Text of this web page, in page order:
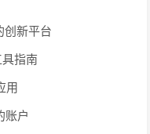
创新平台
指南
用
账户